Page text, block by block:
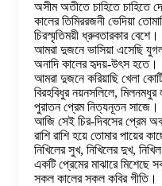
অসীম অতীতে চাহিতে চাহিতে
কালের তিমিররজনী ভেদিয়া
চিরস্মৃতিময়ী ধ্রুবতারকার বেশে।
আমরা দুজনে ভাসিয়া এসেছি
অনাদি কালের হৃদয়-উৎস হতে।
আমরা দুজনে করিয়াছি খেলা
বিরহবিধুর নয়নসলিলে, মিলনমধুর
পুরাতন প্রেম নিত্যনূতন সাজে।
আজি সেই চির-দিবসের প্রেম
রাশি রাশি হয়ে তোমার পায়ের
নিখিলের সুখ, নিখিলের দুখ,
একটি প্রেমের মাঝারে মিশেছে
সকল কালের সকল কবির গীতি।